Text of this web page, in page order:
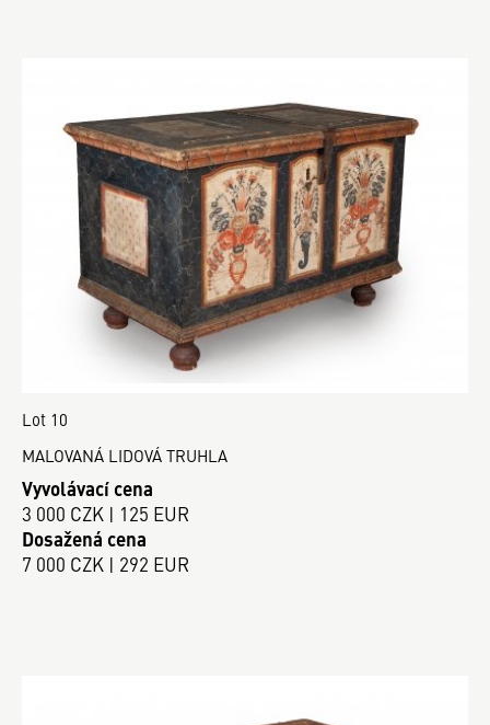
Lot 10
MALOVANÁ LIDOVÁ TRUHLA
Vyvolávací cena
3 000 CZK | 125 EUR
Dosažená cena
7 000 CZK | 292 EUR